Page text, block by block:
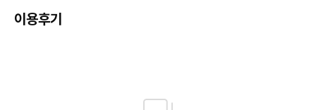
이용후기